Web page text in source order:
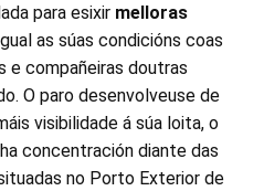
para esixir melloras
as súas condicións coas
e compañeiras doutras
O paro desenvolveuse de
visibilidade á súa loita, o
concentración diante das
no Porto Exterior de